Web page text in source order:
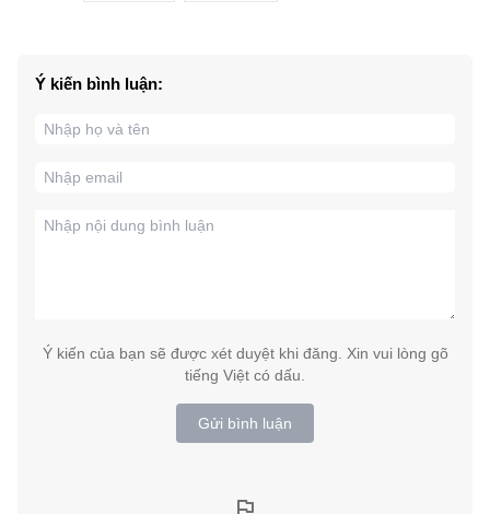
Ý kiến bình luận:
Ý kiến của bạn sẽ được xét duyệt khi đăng. Xin vui lòng gõ
tiếng Việt có dấu.
Gửi bình luận